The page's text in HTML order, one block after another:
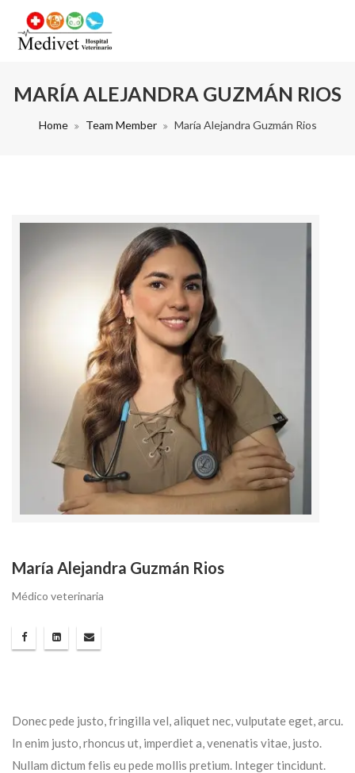
MARÍA ALEJANDRA GUZMÁN RIOS
Home Team Member María Alejandra Guzmán Rios
María Alejandra Guzmán Rios
Médico veterinaria
Donec pede justo, fringilla vel, aliquet nec, vulputate eget, arcu.
In enim justo, rhoncus ut, imperdiet a, venenatis vitae, justo.
Nullam dictum felis eu pede mollis pretium. Integer tincidunt.